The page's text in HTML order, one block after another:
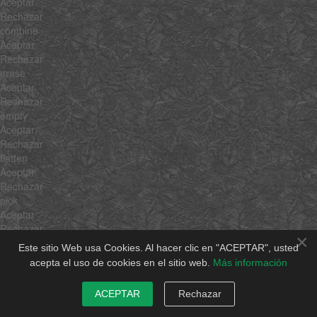
×
Este sitio Web usa Cookies. Al hacer clic en "ACEPTAR", usted
acepta el uso de cookies en el sitio web. Más información
ACEPTAR Rechazar
Rechazar
combine
Aceptar
Rechazar
erase
Aceptar
Rechazar
empty
Aceptar
Rechazar
flatten
Aceptar
Rechazar
pick
Aceptar
Rechazar
hexToRgb
Rechazar